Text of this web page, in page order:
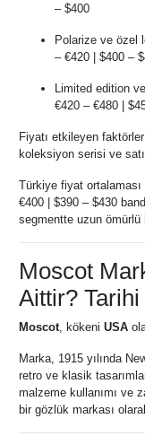
– $400
Polarize ve özel
– €420 | $400 –
Limited edition
€420 – €480 |
Fiyatı etkileyen
koleksiyon serisi ve
Türkiye fiyat
€400 | $390 – $430
segmentte uzun ömürlü
Moscot
Aittir?
Moscot , kökeni USA
Marka, 1915 yılında
retro ve klasik
malzeme kullanımı ve
bir gözlük markası